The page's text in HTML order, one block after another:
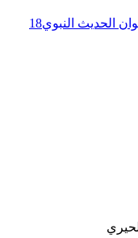
الحديث النبوي18